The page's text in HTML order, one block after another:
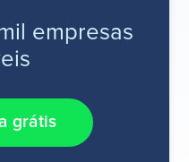
empresas
grátis